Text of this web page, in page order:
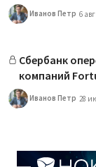
Иванов Петр 6 авг
Сбербанк
компаний
Иванов Петр 28